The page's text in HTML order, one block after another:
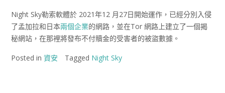
Night Sky勒索軟體於 2021年12 月27日開始運作，已經分別入侵
了孟加拉和日本兩個企業的網路，並在Tor 網路上建立了一個揭
秘網站，在那裡將發布不付贖金的受害者的被盜數據。
Posted in 資安 Tagged Night Sky